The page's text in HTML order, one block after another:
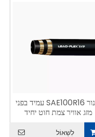
צינור SAE100R16 עמיד בפני
מזג אוויר צמת חוט יחיד
לִשְׁאוֹל